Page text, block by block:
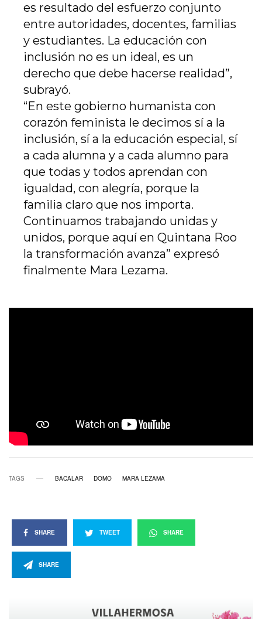
es resultado del esfuerzo conjunto
entre autoridades, docentes, familias
y estudiantes. La educación con
inclusión no es un ideal, es un
derecho que debe hacerse realidad”,
subrayó.
“En este gobierno humanista con
corazón feminista le decimos sí a la
inclusión, sí a la educación especial, sí
a cada alumna y a cada alumno para
que todas y todos aprendan con
igualdad, con alegría, porque la
familia claro que nos importa.
Continuamos trabajando unidas y
unidos, porque aquí en Quintana Roo
la transformación avanza” expresó
finalmente Mara Lezama.
TAGS BACALAR DOMO MARA LEZAMA
SHARE TWEET SHARE
SHARE